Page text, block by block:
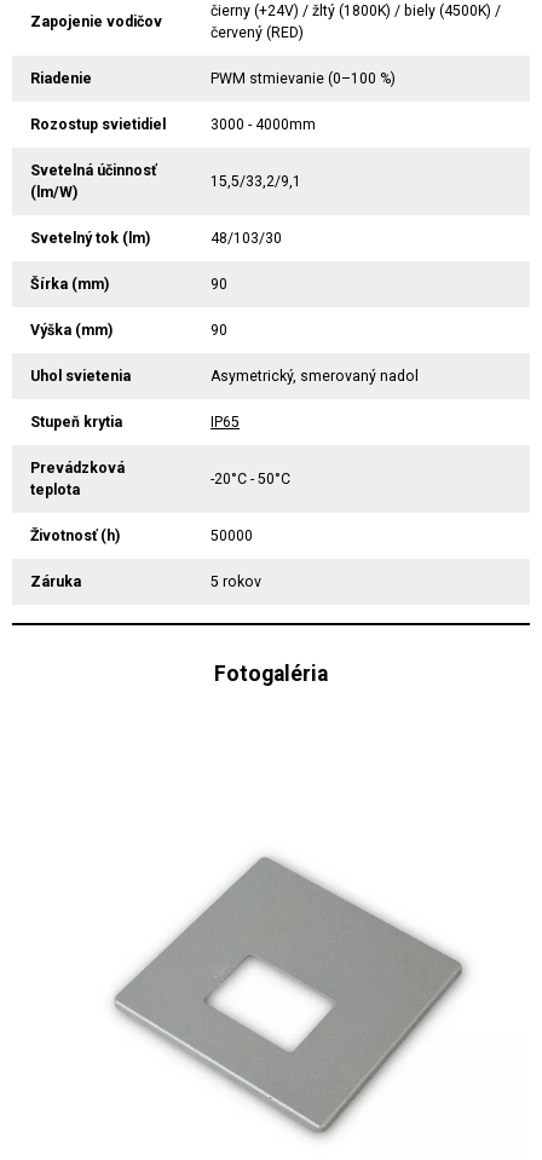
Zapojenie vodičov
čierny (+24V) / žltý (1800K) / biely (4500K) /
červený (RED)
Riadenie PWM stmievanie (0–100 %)
Rozostup svietidiel 3000 - 4000mm
Svetelná účinnosť
(lm/W)
15,5/33,2/9,1
Svetelný tok (lm) 48/103/30
Šírka (mm) 90
Výška (mm) 90
Uhol svietenia Asymetrický, smerovaný nadol
Stupeň krytia IP65
Prevádzková
teplota
-20°C - 50°C
Životnosť (h) 50000
Záruka 5 rokov
Fotogaléria